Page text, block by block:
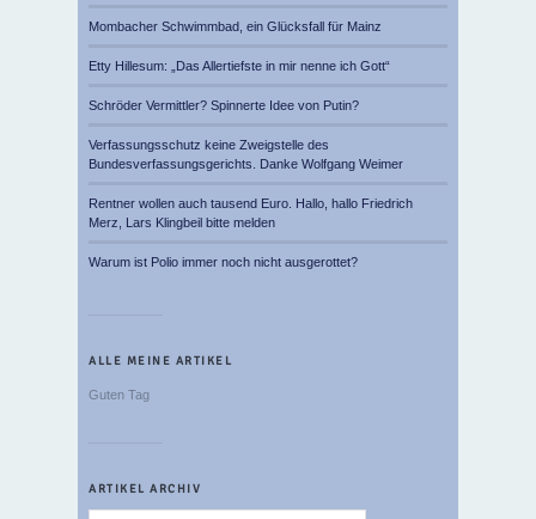
Mombacher Schwimmbad, ein Glücksfall für Mainz
Etty Hillesum: „Das Allertiefste in mir nenne ich Gott“
Schröder Vermittler? Spinnerte Idee von Putin?
Verfassungsschutz keine Zweigstelle des
Bundesverfassungsgerichts. Danke Wolfgang Weimer
Rentner wollen auch tausend Euro. Hallo, hallo Friedrich
Merz, Lars Klingbeil bitte melden
Warum ist Polio immer noch nicht ausgerottet?
ALLE MEINE ARTIKEL
Guten Tag
ARTIKEL ARCHIV